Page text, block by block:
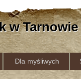
w Tarnowie
Dla myśliwych